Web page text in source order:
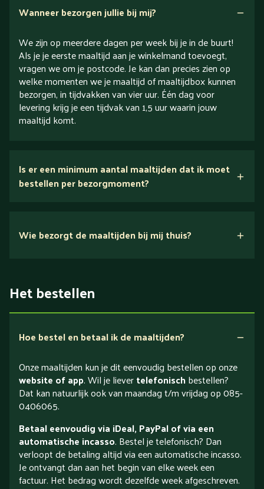
Wanneer bezorgen jullie bij mij?
We zijn op meerdere dagen per week bij je in de buurt!
Als je je eerste maaltijd aan je winkelmand toevoegt,
vragen we om je postcode. Je kan dan precies zien op
welke momenten we je maaltijd of maaltijdbox kunnen
bezorgen, in tijdvakken van vier uur. Één dag voor
levering krijg je een tijdvak van 1,5 uur waarin jouw
maaltijd komt.
Is er een minimum aantal maaltijden dat ik moet
bestellen per bezorgmoment?
Wie bezorgt de maaltijden bij mij thuis?
Het bestellen
Hoe bestel en betaal ik de maaltijden?
Onze maaltijden kun je dit eenvoudig bestellen op onze
website of app. Wil je lievertelefonischbestellen?
Dat kan natuurlijk ook van maandag t/m vrijdag op 085-
0406065.
Betaal eenvoudig via iDeal, PayPal of via een
automatische incasso. Bestel je telefonisch? Dan
verloopt de betaling altijd via een automatische incasso.
Je ontvangt dan aan het begin van elke week een
factuur. Het bedrag wordt dezelfde week afgeschreven.